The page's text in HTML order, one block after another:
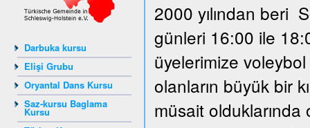
Darbuka kursu
Elişi Grubu
Oryantal Dans Kursu
Saz-kursu Baglama
Kursu
2000 yılından beri
günleri 16:00 ile
üyelerimize
olanların büyük bir
müsait olduklarında